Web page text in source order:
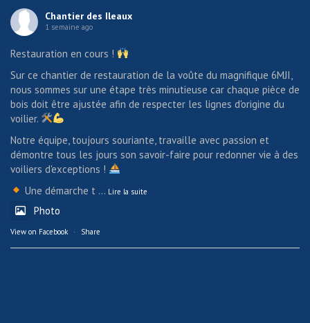
Chantier des Ileaux
1 semaine ago
Restauration en cours !
Sur ce chantier de restauration de la voûte du magnifique 6MJI,
nous sommes sur une étape très minutieuse car chaque pièce de
bois doit être ajustée afin de respecter les lignes d'origine du
voilier.
Notre équipe, toujours souriante, travaille avec passion et
démontre tous les jours son savoir-faire pour redonner vie à des
voiliers d'exceptions !
Une démarche t ... Lire la suite
Photo
View on Facebook · Share